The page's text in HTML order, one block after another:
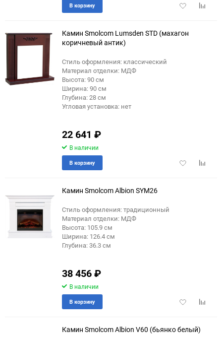
Добавить
В корзину
Камин Smolcom Lumsden STD (махагон
коричневый антик)
Стиль оформления: классический
Материал отделки: МДФ
Высота: 90 см
Ширина: 90 см
Глубина: 28 см
Угловая установка: нет
22 641 ₽
В наличии
Добавить
В корзину
Камин Smolcom Albion SYM26
Стиль оформления: традиционный
Материал отделки: МДФ
Высота: 105.9 см
Ширина: 126.4 см
Глубина: 36.3 см
38 456₽
В наличии
Добавить
В корзину
Камин Smolcom Albion V60 (бьянко белый)